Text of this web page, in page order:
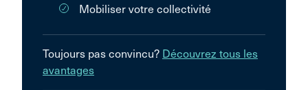
Mobiliser votre collectivité
Toujours pas convincu? Découvrez tous les
avantages